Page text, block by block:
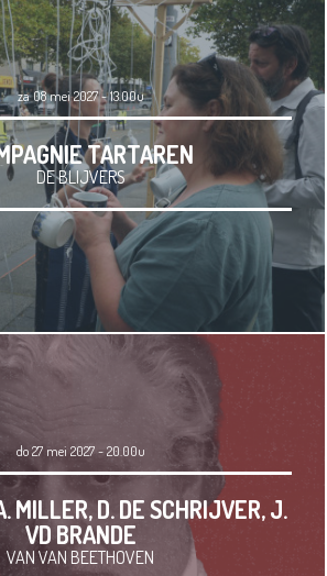
za 08 mei 2027 - 13.00u
TARTAREN
DE BLIJVERS
do 27 mei 2027 - 20.00u
MILLER, D. DE SCHRIJVER, J.
VD BRANDE
VAN VAN BEETHOVEN